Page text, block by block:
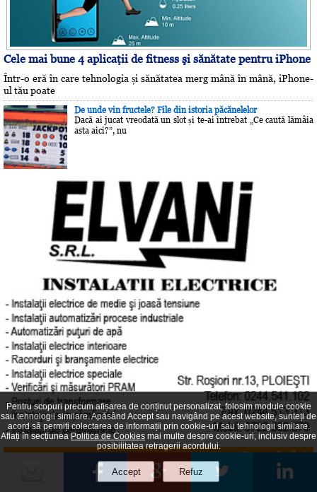
Cele mai bune 4 aplicaţii de fitness şi sănătate pentru iPhone
Într-o eră în care tehnologia și sănătatea merg mână în mână, iPhone-
ul tău poate
De unde vin fructele? File din istoria păcănelelor
Dacă ai jucat vreodată un slot și te-ai întrebat „Ce caută lămâia
asta aici?”, nu
Bancul zilei
Pentru scopuri precum afișarea de conținut personalizat, folosim module cookie
sau tehnologii similare. Apăsând Accept sau navigând pe acest website, sunteți de
acord să permiți colectarea de informații prin cookie-uri sau tehnologii similare.
Aflați în secțiuneaPolitica de Cookies mai multe despre cookie-uri, inclusiv despre
posibilitatea retragerii acordului.